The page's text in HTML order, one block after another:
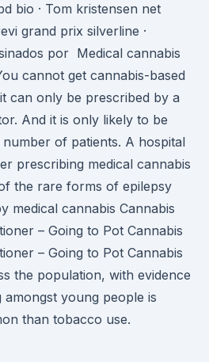
bio · Tom kristensen net
grand prix silverline ·
por Medical cannabis
cannot get cannabis-based
can only be prescribed by a
And it is only likely to be
of patients. A hospital
prescribing medical cannabis
the rare forms of epilepsy
medical cannabis Cannabis
– Going to Pot Cannabis
– Going to Pot Cannabis
the population, with evidence
young people is
than tobacco use.